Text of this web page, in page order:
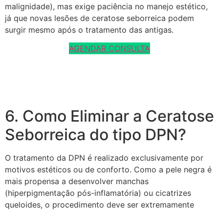
malignidade), mas exige paciência no manejo estético,
já que novas lesões de ceratose seborreica podem
surgir mesmo após o tratamento das antigas.
AGENDAR CONSULTA
6. Como Eliminar a Ceratose
Seborreica do tipo DPN?
O tratamento da DPN é realizado exclusivamente por
motivos estéticos ou de conforto. Como a pele negra é
mais propensa a desenvolver manchas
(hiperpigmentação pós-inflamatória) ou cicatrizes
queloides, o procedimento deve ser extremamente